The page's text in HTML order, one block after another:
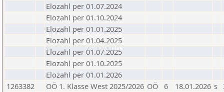
Elozahl per 01.07.2024
Elozahl per 01.10.2024
Elozahl per 01.01.2025
Elozahl per 01.04.2025
Elozahl per 01.07.2025
Elozahl per 01.10.2025
Elozahl per 01.01.2026
1263382
OÖ 1. Klasse West 2025/2026 OÖ 6 18.01.2026 s